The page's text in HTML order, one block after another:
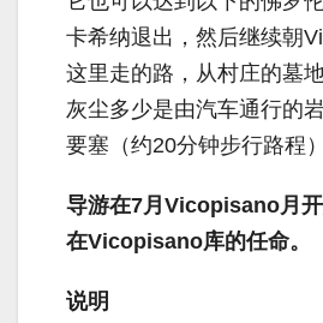
卡希纳退出，然后继续朝
这里走的路，从村庄的墓
灰尘多少是由汽车通行的
要塞（约20分钟步行路程）
导游在7月Vicopisano月
在Vicopisano库的任命。
说明